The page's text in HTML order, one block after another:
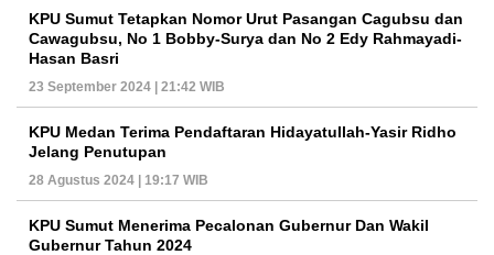
KPU Sumut Tetapkan Nomor Urut Pasangan Cagubsu dan
Cawagubsu, No 1 Bobby-Surya dan No 2 Edy Rahmayadi-
Hasan Basri
23 September 2024 | 21:42 WIB
KPU Medan Terima Pendaftaran Hidayatullah-Yasir Ridho
Jelang Penutupan
28 Agustus 2024 | 19:17 WIB
KPU Sumut Menerima Pecalonan Gubernur Dan Wakil
Gubernur Tahun 2024